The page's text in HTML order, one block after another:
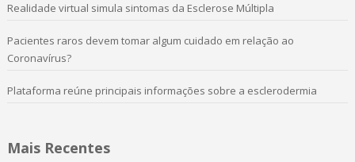
Realidade virtual simula sintomas da Esclerose Múltipla
Pacientes raros devem tomar algum cuidado em relação ao
Coronavírus?
Plataforma reúne principais informações sobre a esclerodermia
Mais Recentes